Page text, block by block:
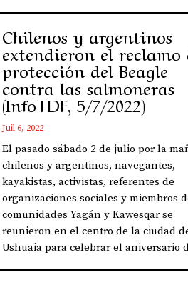
Chilenos y argentinos
extendieron el reclamo
protección del Beagle
contra las salmoneras
(InfoTDF, 5/7/2022)
Juil 6, 2022
El pasado sábado 2 de julio por la
chilenos y argentinos, navegantes,
kayakistas, activistas, referentes de
organizaciones sociales y miembros
comunidades Yagán y Kawesqar se
reunieron en el centro de la ciudad
Ushuaia para celebrar el aniversario